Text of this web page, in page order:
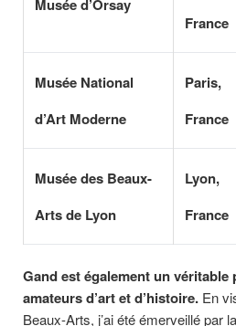
Musée d’Orsay
France
Musée National
d’Art Moderne
Paris,
France
Musée des Beaux-
Arts de Lyon
Lyon,
France
Gand est également un véritable
amateurs d’art et d’histoire. En
Beaux-Arts, j’ai été émerveillé par